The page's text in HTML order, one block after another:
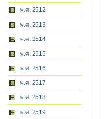
พ.ศ. 2512
พ.ศ. 2513
พ.ศ. 2514
พ.ศ. 2515
พ.ศ. 2516
พ.ศ. 2517
พ.ศ. 2518
พ.ศ. 2519